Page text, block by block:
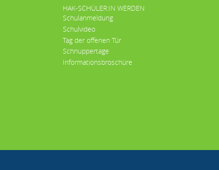
HAK-SCHÜLER:IN WERDEN
Schulanmeldung
Schulvideo
Tag der offenen Tür
Schnuppertage
Informationsbroschüre